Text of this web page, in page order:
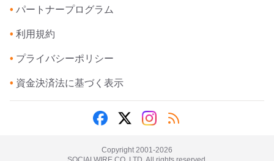
• パートナープログラム
• 利用規約
• プライバシーポリシー
• 資金決済法に基づく表示
Copyright 2001-2026